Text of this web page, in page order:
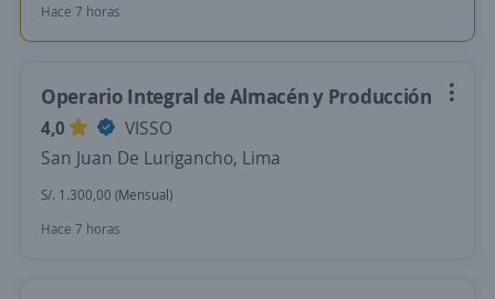
Hace 7 horas
Operario Integral de Almacén y Producción
4,0
VISSO
San Juan De Lurigancho, Lima
S/. 1.300,00 (Mensual)
Hace 7 horas